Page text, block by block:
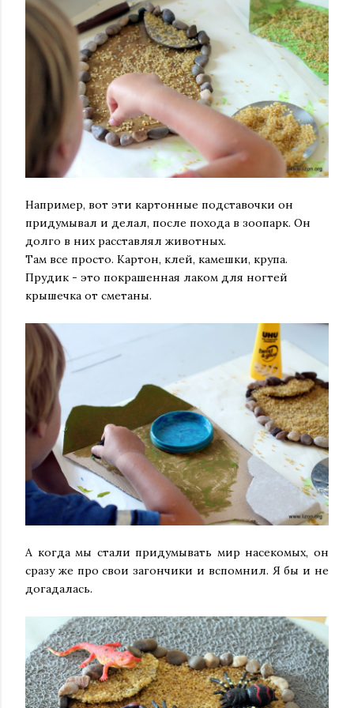
Например, вот эти картонные подставочки он
придумывал и делал, после похода в зоопарк. Он
долго в них расставлял животных.
Там все просто. Картон, клей, камешки, крупа.
Прудик - это покрашенная лаком для ногтей
крышечка от сметаны.
А когда мы стали придумывать мир насекомых, он
сразу же про свои загончики и вспомнил. Я бы и не
догадалась.